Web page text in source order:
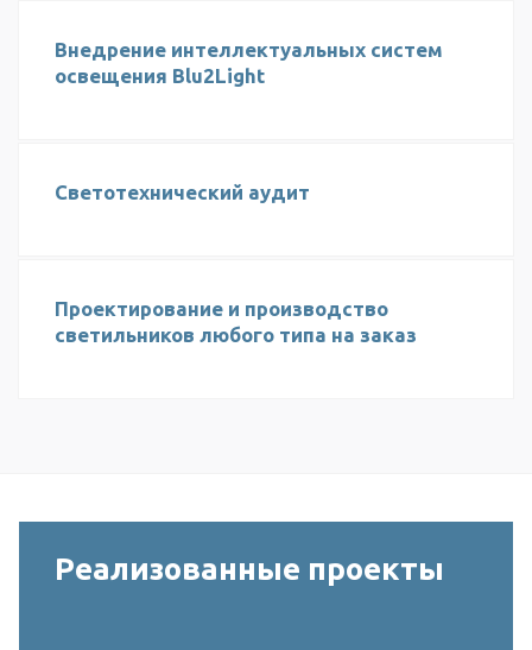
Внедрение интеллектуальных систем
освещения Blu2Light
Светотехнический аудит
Проектирование и производство
светильников любого типа на заказ
Реализованные проекты